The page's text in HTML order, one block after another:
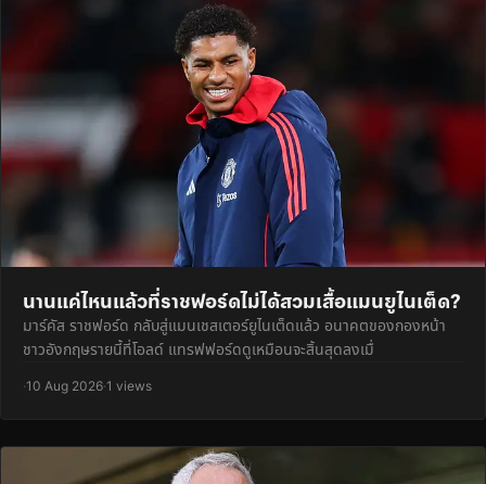
นานแค่ไหนแล้วที่ราชฟอร์ดไม่ได้สวมเสื้อแมนยูไนเต็ด?
มาร์คัส ราชฟอร์ด กลับสู่แมนเชสเตอร์ยูไนเต็ดแล้ว อนาคตของกองหน้า
ชาวอังกฤษรายนี้ที่โอลด์ แทรฟฟอร์ดดูเหมือนจะสิ้นสุดลงเมื่
·10 Aug 2026·1 views